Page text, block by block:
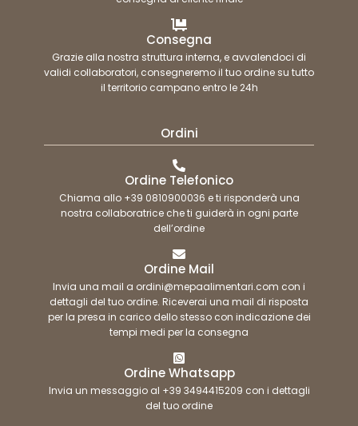
Consegna
Grazie alla nostra struttura interna, e avvalendoci di
validi collaboratori, consegneremo il tuo ordine su tutto
il territorio campano entro le 24h
Ordini
Ordine Telefonico
Chiama allo +39 0810900036 e ti risponderà una
nostra collaboratrice che ti guiderà in ogni parte
dell’ordine
Ordine Mail
Invia una mail a ordini@mepaalimentari.com con i
dettagli del tuo ordine. Riceverai una mail di risposta
per la presa in carico dello stesso con indicazione dei
tempi medi per la consegna
Ordine Whatsapp
Invia un messaggio al +39 3494415209 con i dettagli
del tuo ordine